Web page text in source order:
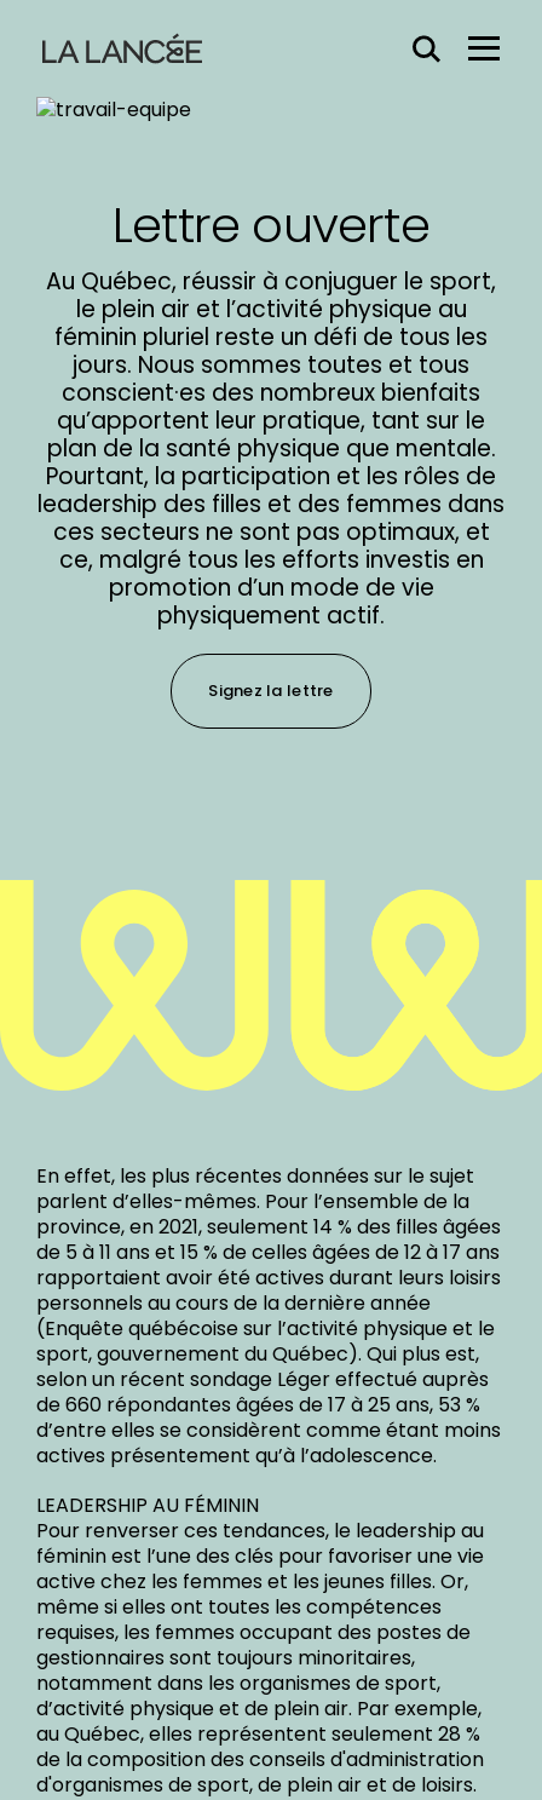
EffacerMenu
Lettre ouverte
Au Québec, réussir à conjuguer le sport,
le plein air et l’activité physique au
féminin pluriel reste un défi de tous les
jours. Nous sommes toutes et tous
conscient·es des nombreux bienfaits
qu’apportent leur pratique, tant sur le
plan de la santé physique que mentale.
Pourtant, la participation et les rôles de
leadership des filles et des femmes dans
ces secteurs ne sont pas optimaux, et
ce, malgré tous les efforts investis en
promotion d’un mode de vie
physiquement actif.
Signez la lettre
En effet, les plus récentes données sur le sujet
parlent d’elles-mêmes. Pour l’ensemble de la
province, en 2021, seulement 14 % des filles âgées
de 5 à 11 ans et 15 % de celles âgées de 12 à 17 ans
rapportaient avoir été actives durant leurs loisirs
personnels au cours de la dernière année
(Enquête québécoise sur l’activité physique et le
sport, gouvernement du Québec). Qui plus est,
selon un récent sondage Léger effectué auprès
de 660 répondantes âgées de 17 à 25 ans, 53 %
d’entre elles se considèrent comme étant moins
actives présentement qu’à l’adolescence.
LEADERSHIP AU FÉMININ
Pour renverser ces tendances, le leadership au
féminin est l’une des clés pour favoriser une vie
active chez les femmes et les jeunes filles. Or,
même si elles ont toutes les compétences
requises, les femmes occupant des postes de
gestionnaires sont toujours minoritaires,
notamment dans les organismes de sport,
d’activité physique et de plein air. Par exemple,
au Québec, elles représentent seulement 28 %
de la composition des conseils d'administration
d'organismes de sport, de plein air et de loisirs.